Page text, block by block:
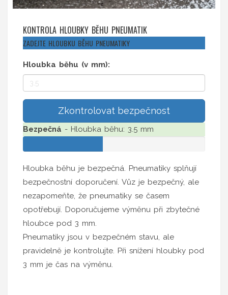
KONTROLA HLOUBKY BĚHU PNEUMATIK
ZADEJTE HLOUBKU BĚHU PNEUMATIKY
Hloubka běhu (v mm):
Zkontrolovat bezpečnost
Bezpečná - Hloubka běhu: 3.5 mm
Hloubka běhu je bezpečná. Pneumatiky splňují
bezpečnostní doporučení. Vůz je bezpečný, ale
nezapomeňte, že pneumatiky se časem
opotřebují. Doporučujeme výměnu při zbytečné
hloubce pod 3 mm.
Pneumatiky jsou v bezpečném stavu, ale
pravidelně je kontrolujte. Při snížení hloubky pod
3 mm je čas na výměnu.